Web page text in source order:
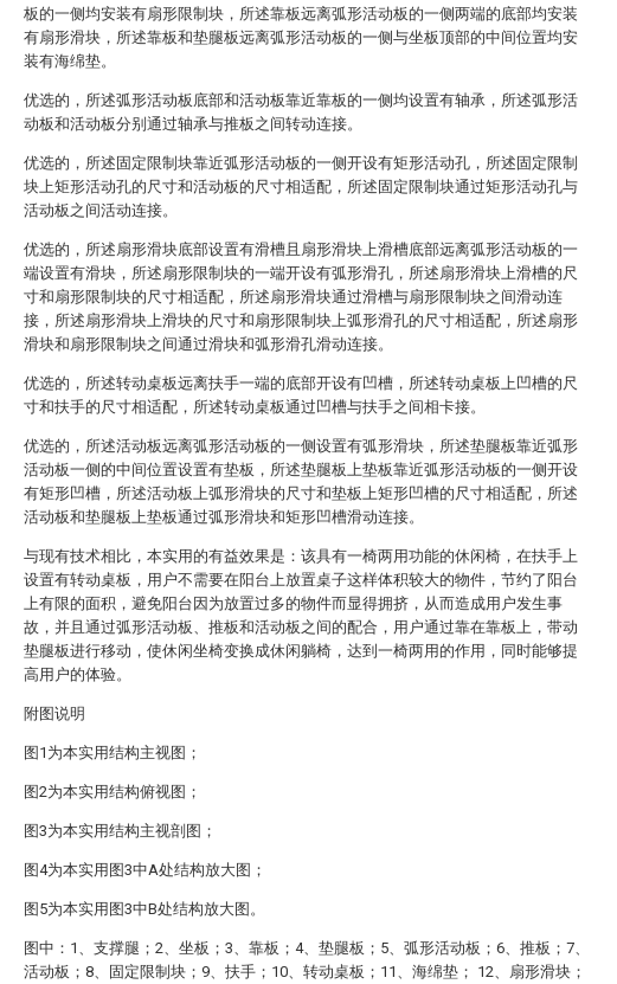
板的一侧均安装有扇形限制块，所述靠板远离弧形活动板的一侧两端的底部均安装
有扇形滑块，所述靠板和垫腿板远离弧形活动板的一侧与坐板顶部的中间位置均安
装有海绵垫。
优选的，所述弧形活动板底部和活动板靠近靠板的一侧均设置有轴承，所述弧形活
动板和活动板分别通过轴承与推板之间转动连接。
优选的，所述固定限制块靠近弧形活动板的一侧开设有矩形活动孔，所述固定限制
块上矩形活动孔的尺寸和活动板的尺寸相适配，所述固定限制块通过矩形活动孔与
活动板之间活动连接。
优选的，所述扇形滑块底部设置有滑槽且扇形滑块上滑槽底部远离弧形活动板的一
端设置有滑块，所述扇形限制块的一端开设有弧形滑孔，所述扇形滑块上滑槽的尺
寸和扇形限制块的尺寸相适配，所述扇形滑块通过滑槽与扇形限制块之间滑动连
接，所述扇形滑块上滑块的尺寸和扇形限制块上弧形滑孔的尺寸相适配，所述扇形
滑块和扇形限制块之间通过滑块和弧形滑孔滑动连接。
优选的，所述转动桌板远离扶手一端的底部开设有凹槽，所述转动桌板上凹槽的尺
寸和扶手的尺寸相适配，所述转动桌板通过凹槽与扶手之间相卡接。
优选的，所述活动板远离弧形活动板的一侧设置有弧形滑块，所述垫腿板靠近弧形
活动板一侧的中间位置设置有垫板，所述垫腿板上垫板靠近弧形活动板的一侧开设
有矩形凹槽，所述活动板上弧形滑块的尺寸和垫板上矩形凹槽的尺寸相适配，所述
活动板和垫腿板上垫板通过弧形滑块和矩形凹槽滑动连接。
与现有技术相比，本实用的有益效果是：该具有一椅两用功能的休闲椅，在扶手上
设置有转动桌板，用户不需要在阳台上放置桌子这样体积较大的物件，节约了阳台
上有限的面积，避免阳台因为放置过多的物件而显得拥挤，从而造成用户发生事
故，并且通过弧形活动板、推板和活动板之间的配合，用户通过靠在靠板上，带动
垫腿板进行移动，使休闲坐椅变换成休闲躺椅，达到一椅两用的作用，同时能够提
高用户的体验。
附图说明
图1为本实用结构主视图；
图2为本实用结构俯视图；
图3为本实用结构主视剖图；
图4为本实用图3中A处结构放大图；
图5为本实用图3中B处结构放大图。
图中：1、支撑腿；2、坐板；3、靠板；4、垫腿板；5、弧形活动板；6、推板；7、
活动板；8、固定限制块；9、扶手；10、转动桌板；11、海绵垫； 12、扇形滑块；